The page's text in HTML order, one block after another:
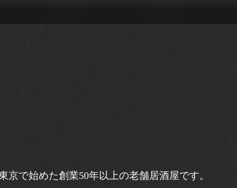
で始めた創業50年以上の老舗居酒屋です。